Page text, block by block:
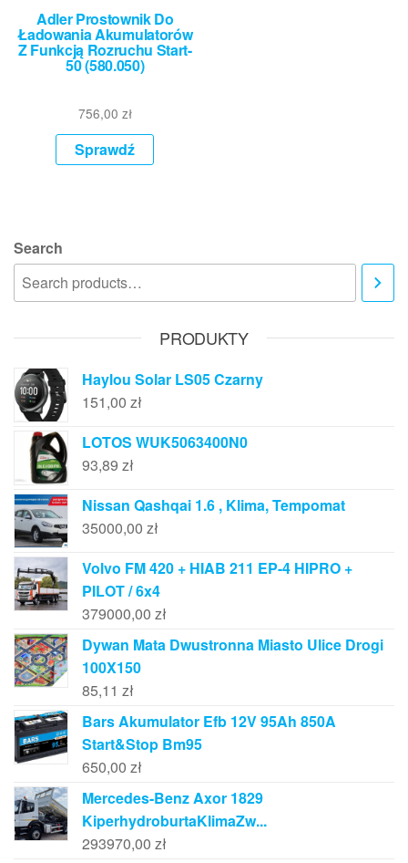
Adler Prostownik Do
Ładowania Akumulatorów
Z Funkcją Rozruchu Start-
50 (580.050)
756,00 zł
Sprawdź
Search
PRODUKTY
Haylou Solar LS05 Czarny
151,00 zł
LOTOS WUK5063400N0
93,89 zł
Nissan Qashqai 1.6 , Klima, Tempomat
35000,00 zł
Volvo FM 420 + HIAB 211 EP-4 HIPRO +
PILOT / 6x4
379000,00 zł
Dywan Mata Dwustronna Miasto Ulice Drogi
100X150
85,11 zł
Bars Akumulator Efb 12V 95Ah 850A
Start&Stop Bm95
650,00 zł
Mercedes-Benz Axor 1829
KiperhydroburtaKlimaZw...
293970,00 zł